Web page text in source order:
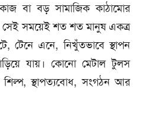
বা বড় সামাজিক কাঠামোর
সেই সময়েই শত শত মানুষ একত্র
টেনে এনে, নিখুঁতভাবে স্থাপন
যায়। কোনো মেটাল টুলস
স্থাপত্যবোধ, সংগঠন আর